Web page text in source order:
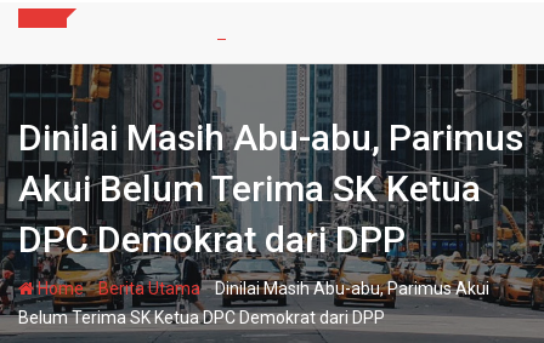
Dinilai Masih Abu-abu, Parimus
Akui Belum Terima SK Ketua
DPC Demokrat dari DPP
Home-Berita Utama-Dinilai Masih Abu-abu, Parimus Akui
Belum Terima SK Ketua DPC Demokrat dari DPP